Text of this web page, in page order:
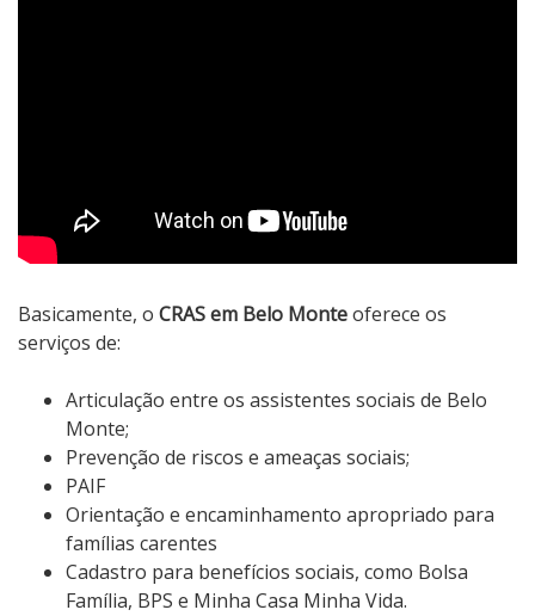
Basicamente, o CRAS em Belo Monteoferece os
serviços de:
Articulação entre os assistentes sociais de Belo
Monte;
Prevenção de riscos e ameaças sociais;
PAIF
Orientação e encaminhamento apropriado para
famílias carentes
Cadastro para benefícios sociais, como Bolsa
Família, BPS e Minha Casa Minha Vida.